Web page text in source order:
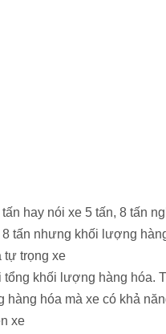
hay nói xe 5 tấn, 8 tấn
tấn nhưng khối lượng
tự trọng xe
tổng khối lượng hàng hóa.
hóa mà xe có khả
xe